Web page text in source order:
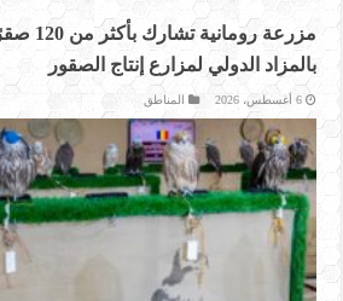
مزرعة
بالمزاد الدولي لمزارع إنتاج الصقور
6 أغسطس، 2026 المناطق